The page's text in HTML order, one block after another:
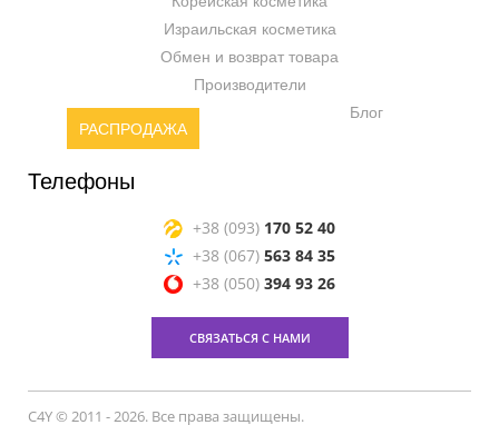
Израильская косметика
Обмен и возврат товара
Производители
РАСПРОДАЖА
Блог
Телефоны
+38 (093) 170 52 40
+38 (067) 563 84 35
+38 (050) 394 93 26
СВЯЗАТЬСЯ С НАМИ
C4Y © 2011 - 2026. Все права защищены.